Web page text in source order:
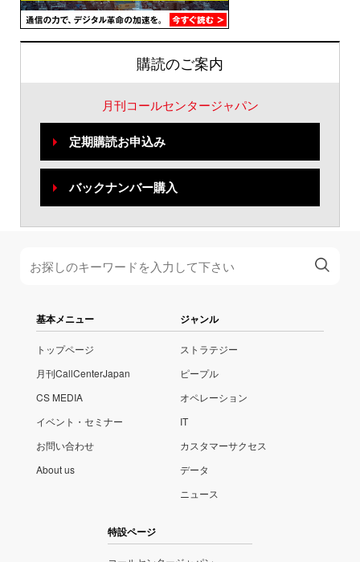
購読のご案内
月刊コールセンタージャパン
定期購読お申込み
バックナンバー購入
基本メニュー
トップページ
月刊CallCenterJapan
CS MEDIA
イベント・セミナー
お問い合わせ
About us
ジャンル
ストラテジー
ピープル
オペレーション
IT
カスタマーサクセス
データ
ニュース
特設ページ